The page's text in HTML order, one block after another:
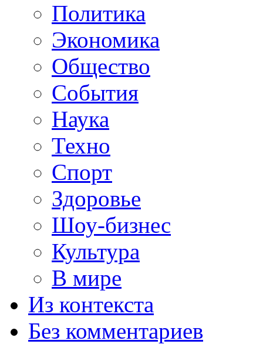
Политика
Экономика
Общество
События
Наука
Техно
Спорт
Здоровье
Шоу-бизнес
Культура
В мире
Из контекста
Без комментариев